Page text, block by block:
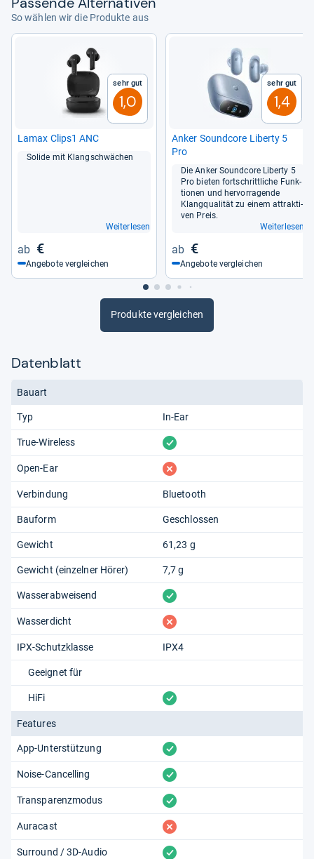
So wählen wir die Produkte aus
Sehr gut
1,0
Lamax Clips1 ANC
Solide mit Klang­schwä­chen
Weiterlesen
€
Angebote vergleichen
Sehr gut
1,4
Anker Sound­core Liberty 5
Pro
Die Anker Sound­core Liberty 5
Pro bie­ten fort­schritt­li­che Funk­
tio­nen und her­vor­ra­gende
Klang­qua­li­tät zu einem attrak­ti­
ven Preis.
Weiterlesen
€
Angebote vergleichen
Produkte vergleichen
Datenblatt
Bauart
Typ In-Ear
True-Wireless vorhanden
Open-Ear fehlt
Verbindung Bluetooth
Bauform Geschlossen
Gewicht 61,23 g
Gewicht (einzelner Hörer) 7,7 g
Wasserabweisend vorhanden
Wasserdicht fehlt
IPX-Schutzklasse IPX4
Geeignet für
HiFi vorhanden
Features
App-Unterstützung vorhanden
Noise-Cancelling vorhanden
Transparenzmodus vorhanden
Auracast fehlt
Surround / 3D-Audio vorhanden